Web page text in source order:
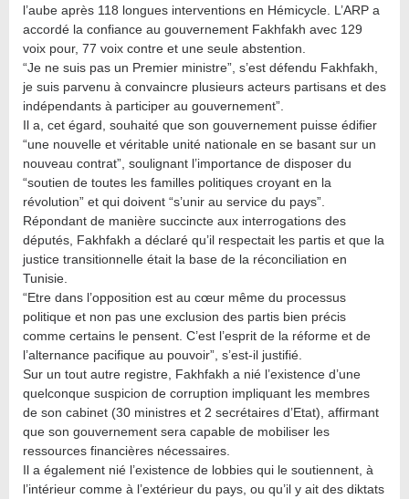
l’aube après 118 longues interventions en Hémicycle. L’ARP a
accordé la confiance au gouvernement Fakhfakh avec 129
voix pour, 77 voix contre et une seule abstention.
“Je ne suis pas un Premier ministre”, s’est défendu Fakhfakh,
je suis parvenu à convaincre plusieurs acteurs partisans et des
indépendants à participer au gouvernement”.
Il a, cet égard, souhaité que son gouvernement puisse édifier
“une nouvelle et véritable unité nationale en se basant sur un
nouveau contrat”, soulignant l’importance de disposer du
“soutien de toutes les familles politiques croyant en la
révolution” et qui doivent “s’unir au service du pays”.
Répondant de manière succincte aux interrogations des
députés, Fakhfakh a déclaré qu’il respectait les partis et que la
justice transitionnelle était la base de la réconciliation en
Tunisie.
“Etre dans l’opposition est au cœur même du processus
politique et non pas une exclusion des partis bien précis
comme certains le pensent. C’est l’esprit de la réforme et de
l’alternance pacifique au pouvoir”, s’est-il justifié.
Sur un tout autre registre, Fakhfakh a nié l’existence d’une
quelconque suspicion de corruption impliquant les membres
de son cabinet (30 ministres et 2 secrétaires d’Etat), affirmant
que son gouvernement sera capable de mobiliser les
ressources financières nécessaires.
Il a également nié l’existence de lobbies qui le soutiennent, à
l’intérieur comme à l’extérieur du pays, ou qu’il y ait des diktats